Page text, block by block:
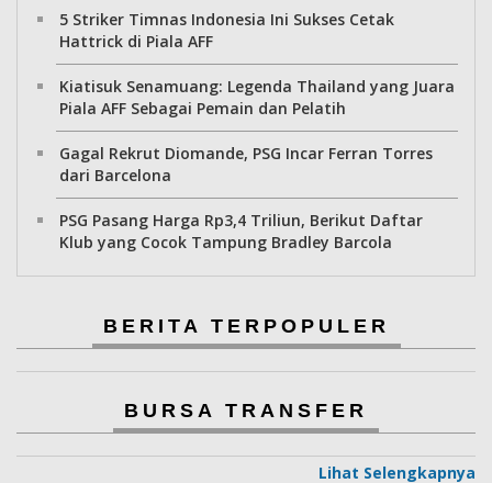
5 Striker Timnas Indonesia Ini Sukses Cetak
Hattrick di Piala AFF
Kiatisuk Senamuang: Legenda Thailand yang Juara
Piala AFF Sebagai Pemain dan Pelatih
Gagal Rekrut Diomande, PSG Incar Ferran Torres
dari Barcelona
PSG Pasang Harga Rp3,4 Triliun, Berikut Daftar
Klub yang Cocok Tampung Bradley Barcola
BERITA TERPOPULER
BURSA TRANSFER
Lihat Selengkapnya